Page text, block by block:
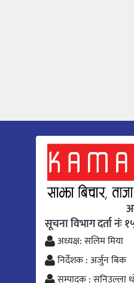
सूचना विभाग दर्ता
अध्यक्ष: सलिम मिया
निर्देशक : अर्जुन बिक